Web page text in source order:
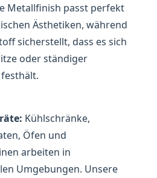
Metallfinish passt perfekt
Ästhetiken, während
sicherstellt, dass es sich
oder ständiger
Kühlschränke,
Öfen und
arbeiten in
Umgebungen. Unsere